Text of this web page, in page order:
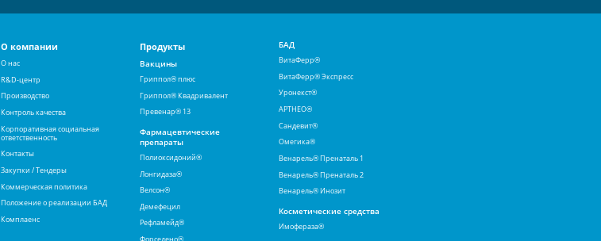
О компании
О нас
R&D-центр
Производство
Контроль качества
Корпоративная социальная
ответственность
Контакты
Закупки / Тендеры
Коммерческая политика
Положение о реализации БАД
Комплаенс
Продукты
Вакцины
Гриппол® плюс
Гриппол® Квадривалент
Превенар® 13
Фармацевтические
препараты
Полиоксидоний®
Лонгидаза®
Велсон®
Демефецил
Рефламейд®
БАД
ВитаФерр®
ВитаФерр® Экспресс
Уронекст®
АРТНЕО®
Сандевит®
Омегика®
Венарель® Пренаталь 1
Венарель® Пренаталь 2
Венарель® Инозит
Косметические средства
Имофераза®